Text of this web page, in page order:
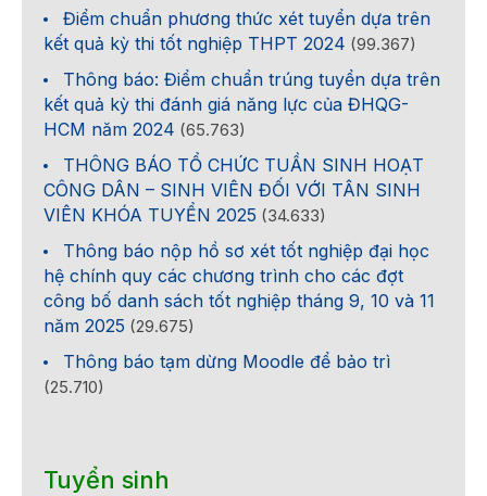
Điểm chuẩn phương thức xét tuyển dựa trên
kết quả kỳ thi tốt nghiệp THPT 2024 (99.367)
Thông báo: Điểm chuẩn trúng tuyển dựa trên
kết quả kỳ thi đánh giá năng lực của ĐHQG-
HCM năm 2024 (65.763)
THÔNG BÁO TỔ CHỨC TUẦN SINH HOẠT
CÔNG DÂN – SINH VIÊN ĐỐI VỚI TÂN SINH
VIÊN KHÓA TUYỂN 2025 (34.633)
Thông báo nộp hồ sơ xét tốt nghiệp đại học
hệ chính quy các chương trình cho các đợt
công bố danh sách tốt nghiệp tháng 9, 10 và 11
năm 2025 (29.675)
Thông báo tạm dừng Moodle để bảo trì
(25.710)
Tuyển sinh